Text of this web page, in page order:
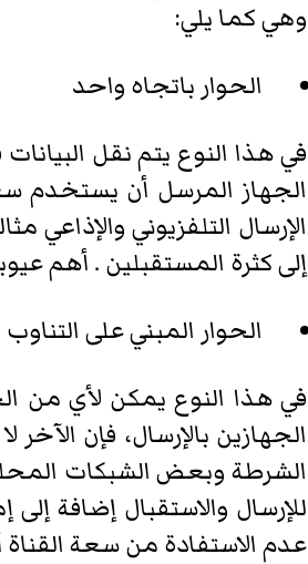
وهي كما يلي:
الحوار باتجاه واحد
في هذا النوع يتم نقل
الجهاز المرسل أن يستخدم
الإرسال التلفزيوني
إلى كثرة المستقبلين . أهم
الحوار المبني على
في هذا النوع يمكن لأي من
الجهازين بالإرسال، فإن
الشرطة وبعض الشبكات
للإرسال والاستقبال إضافة
عدم الاستفادة من سعة القناة